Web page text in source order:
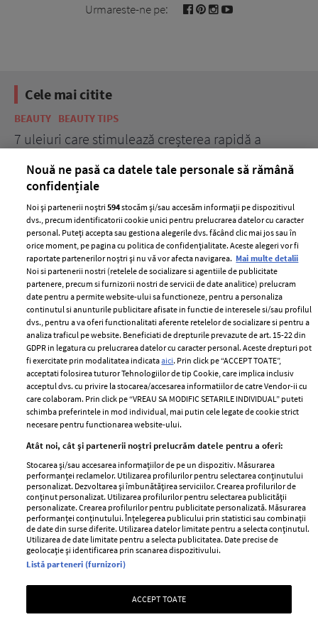
Urmareste-ne pe:
Cele mai citite
BEAUTY BEAUTY TIPS
7 uleiuri care stimulează creșterea rapidă a
ELLE Style Awards
2024
Despre ELLE
Romania
Contact
Abonamente
Termeni si conditii
Politica de
confidențialitate
Politica de cookies
Publicitate
GSP
Unica
Baby
Retete
femei
Viva
Avantaje
Retete practice
Pariază responsabil! Decizia ONJN nr. 821/25.09.2025.
Jocurile de noroc sunt interzise minorilor.
Nouă ne pasă ca datele tale personale să rămână
confidențiale
Noi și partenerii noștri594stocăm și/sau accesăm informații pe dispozitivul
dvs., precum identificatorii cookie unici pentru prelucrarea datelor cu caracter
personal. Puteți accepta sau gestiona alegerile dvs. făcând clic mai jos sau în
orice moment, pe pagina cu politica de confidențialitate. Aceste alegeri vor fi
raportate partenerilor noștri și nu vă vor afecta navigarea. Mai multe detalii
Noi si partenerii nostri (retelele de socializare si agentiile de publicitate
partenere, precum si furnizorii nostri de servicii de date analitice) prelucram
date pentru a permite website-ului sa functioneze, pentru a personaliza
continutul si anunturile publicitare afisate in functie de interesele si/sau profilul
dvs., pentru a va oferi functionalitati aferente retelelor de socializare si pentru a
analiza traficul pe website. Beneficiati de drepturile prevazute de art. 15-22 din
GDPR in legatura cu prelucrarea datelor cu caracter personal. Aceste drepturi pot
fi exercitate prin modalitatea indicataaici. Prin click pe “ACCEPT TOATE”,
acceptati folosirea tuturor Tehnologiilor de tip Cookie, care implica inclusiv
acceptul dvs. cu privire la stocarea/accesarea informatiilor de catre Vendor-ii cu
care colaboram. Prin click pe “VREAU SA MODIFIC SETARILE INDIVIDUAL” puteti
schimba preferintele in mod individual, mai putin cele legate de cookie strict
necesare pentru functionarea website-ului.
Atât noi, cât și partenerii noștri prelucrăm datele pentru a oferi:
Stocarea și/sau accesarea informațiilor de pe un dispozitiv. Măsurarea
performanței reclamelor. Utilizarea profilurilor pentru selectarea conținutului
personalizat. Dezvoltarea și îmbunătățirea serviciilor. Crearea profilurilor de
conținut personalizat. Utilizarea profilurilor pentru selectarea publicității
personalizate. Crearea profilurilor pentru publicitate personalizată. Măsurarea
performanței conținutului. Înțelegerea publicului prin statistici sau combinații
de date din surse diferite. Utilizarea datelor limitate pentru a selecta conținutul.
Utilizarea de date limitate pentru a selecta publicitatea. Date precise de
geolocație și identificarea prin scanarea dispozitivului.
Listă parteneri (furnizori)
ACCEPT TOATE